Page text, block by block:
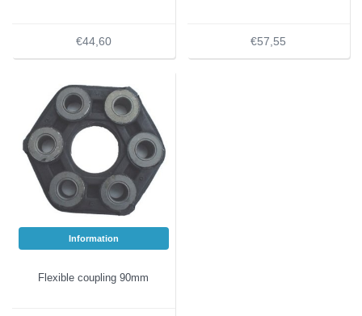
€44,60 €57,55
Information
Flexible coupling 90mm